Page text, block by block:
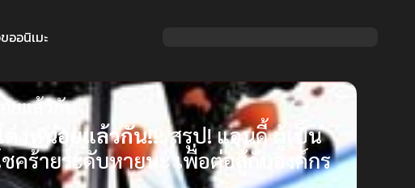
ออนิเมะ
ยแล้วกัน
งหน่อยแล้วกัน!!: สรุป! แอนดี้ ผู้เป็น
คร้ายระดับหายนะ เพื่อต่อสู้กับองค์กร